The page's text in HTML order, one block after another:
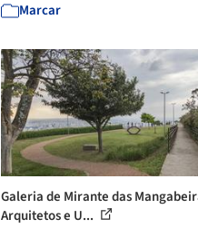
Marcar
Galeria de Mirante das
Arquitetos e U...